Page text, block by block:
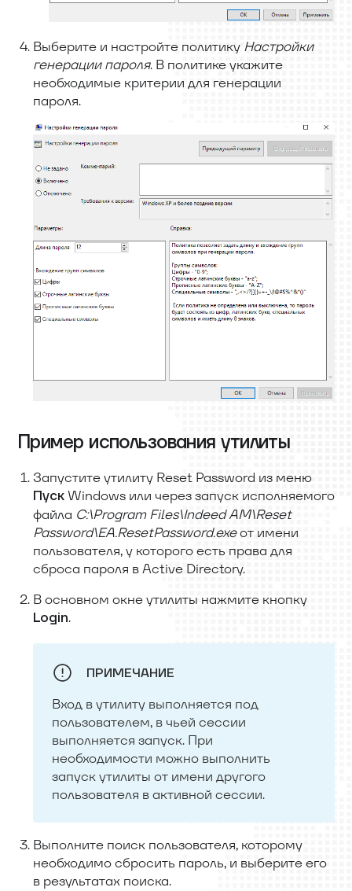
Выберите и настройте политику Настройки
генерации пароля. В политике укажите
необходимые критерии для генерации
пароля.
Пример использования утилиты
Запустите утилиту Reset Password из меню
ПускWindows или через запуск исполняемого
файла C:\Program Files\Indeed AM\Reset
Password\EA.ResetPassword.exeот имени
пользователя, у которого есть права для
сброса пароля в Active Directory.
В основном окне утилиты нажмите кнопку
Login.
ПРИМЕЧАНИЕ
Вход в утилиту выполняется под
пользователем, в чьей сессии
выполняется запуск. При
необходимости можно выполнить
запуск утилиты от имени другого
пользователя в активной сессии.
Выполните поиск пользователя, которому
необходимо сбросить пароль, и выберите его
в результатах поиска.